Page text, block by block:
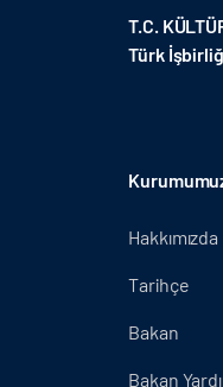
T.C.
Türk
Hakkımızda
Tarihçe
Bakan
Bakan